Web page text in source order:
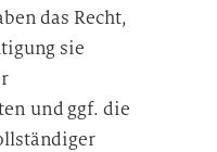
das Recht,
sie
und ggf. die